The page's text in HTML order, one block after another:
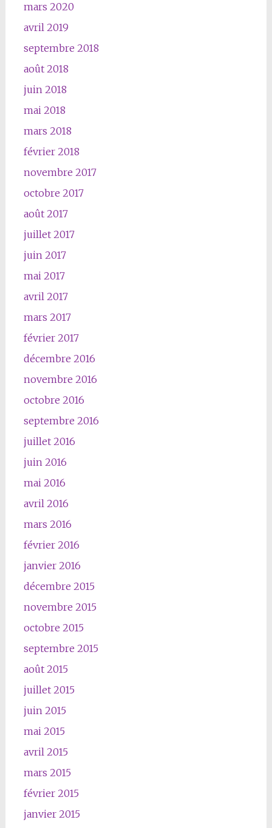
mars 2020
avril 2019
septembre 2018
août 2018
juin 2018
mai 2018
mars 2018
février 2018
novembre 2017
octobre 2017
août 2017
juillet 2017
juin 2017
mai 2017
avril 2017
mars 2017
février 2017
décembre 2016
novembre 2016
octobre 2016
septembre 2016
juillet 2016
juin 2016
mai 2016
avril 2016
mars 2016
février 2016
janvier 2016
décembre 2015
novembre 2015
octobre 2015
septembre 2015
août 2015
juillet 2015
juin 2015
mai 2015
avril 2015
mars 2015
février 2015
janvier 2015